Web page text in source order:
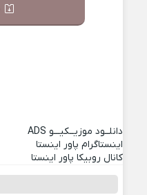
دانلــود موزیــکیـــو ADS
اینستاگرام پاور اینستا
کانال روبیکا پاور اینستا